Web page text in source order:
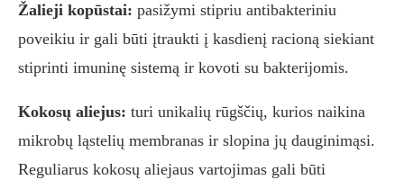
Žalieji kopūstai: pasižymi stipriu antibakteriniu
poveikiu ir gali būti įtraukti į kasdienį racioną siekiant
stiprinti imuninę sistemą ir kovoti su bakterijomis.
Kokosų aliejus: turi unikalių rūgščių, kurios naikina
mikrobų ląstelių membranas ir slopina jų dauginimąsi.
Reguliarus kokosų aliejaus vartojimas gali būti